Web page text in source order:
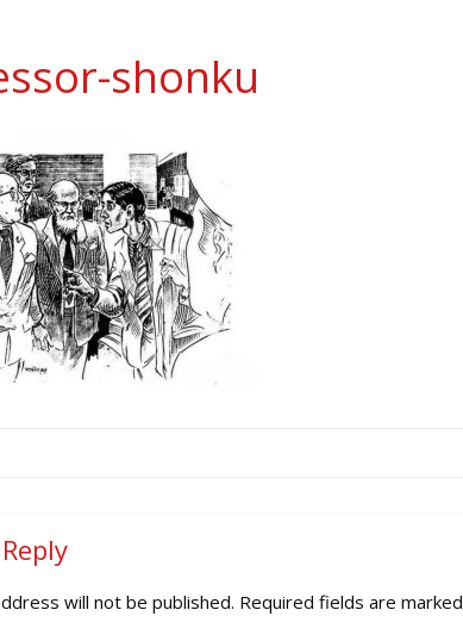
shonku
will not be published. Required fields are marked